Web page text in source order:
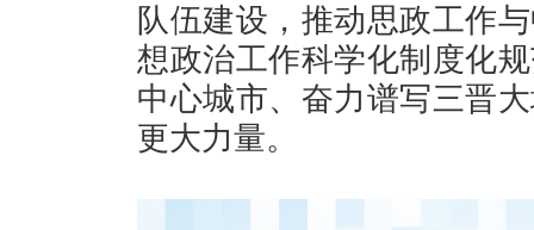
队伍建设，推动思政工作
想政治工作科学化制度化
中心城市、奋力谱写三晋
更大力量。